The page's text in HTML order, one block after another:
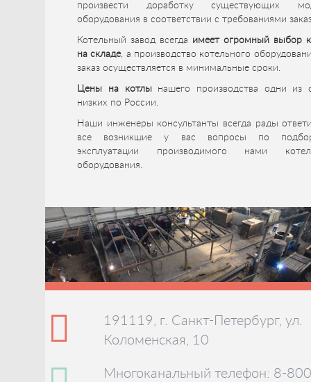
произвести доработку существующих
оборудования в соответствии с требованиями
Котельный завод всегда имеет огромный выбор
на складе, а производство котельного
заказ осуществляется в минимальные сроки.
Цены на котлынашего производства одни из
низких по России.
Наши инженеры консультанты всегда рады
все возникшие у вас вопросы по
эксплуатации производимого нами
оборудования.
191119, г. Санкт-Петербург, ул.
Коломенская, 10
Многоканальный телефон: 8-